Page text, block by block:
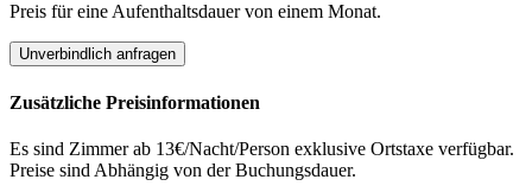
Preis für eine Aufenthaltsdauer von einem Monat.
Unverbindlich anfragen
Zusätzliche Preisinformationen
Es sind Zimmer ab 13€/Nacht/Person exklusive Ortstaxe verfügbar.
Preise sind Abhängig von der Buchungsdauer.